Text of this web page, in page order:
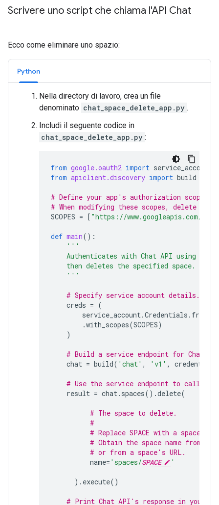
Scrivere uno script che chiama l'API Chat
Ecco come eliminare uno spazio:
Python
Nella directory di lavoro, crea un file
denominato chat_space_delete_app.py .
Includi il seguente codice in
chat_space_delete_app.py :
from google.oauth2 import service_account
from apiclient.discovery import build
# Define your app's authorization scopes.
# When modifying these scopes, delete
SCOPES = [ "https://www.googleapis.com/
def main():
'''
Authenticates with Chat API using app
    then deletes the specified space.
    '''
# Specify service account details.
creds = (
service_account.Credentials .
.with_scopes(SCOPES)
)
# Build a service endpoint for Chat
chat = build( 'chat' , 'v1' , credentials
# Use the service endpoint to call
result = chat. spaces() .delete(
# The space to delete.
#
# Replace SPACE with a space
# Obtain the space name from
# or from a space's URL.
name= 'spaces/SPACE '
) . execute()
# Print Chat API's response in your